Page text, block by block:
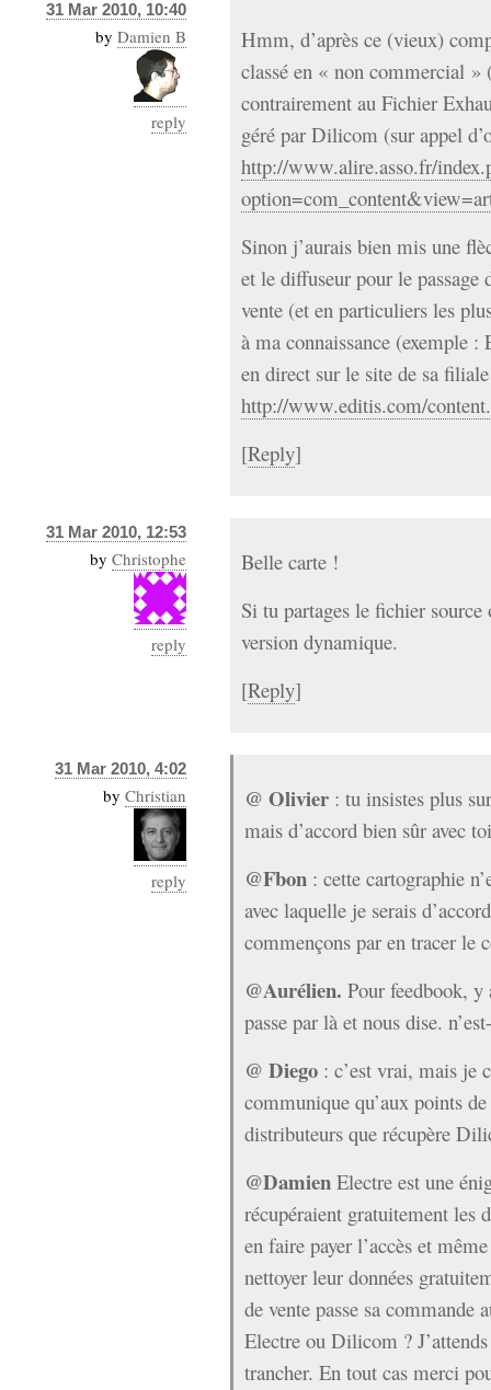
31 Mar 2010, 10:40
by Damien B
reply
Hmm, d’après ce (vieux)
classé en « non commercial »
contrairement au Fichier
géré par Dilicom (sur appel
http://www.alire.asso.fr/
Sinon j’aurais bien mis une
et le diffuseur pour le passage
vente (et en particuliers les
à ma connaissance (exemple
en direct sur le site de sa
http://www.editis.com/
[Reply]
31 Mar 2010, 12:53
by Christophe
reply
Belle carte !
Si tu partages le fichier source
version dynamique.
[Reply]
31 Mar 2010, 4:02
by Christian
reply
@ Olivier : tu insistes plus
mais d’accord bien sûr avec
@Fbon : cette cartographie
avec laquelle je serais
commençons par en tracer le
@Aurélien. Pour feedbook, y
passe par là et nous dise.
@ Diego : c’est vrai, mais je
communique qu’aux points
distributeurs que récupère
@Damien Electre est une
récupéraient gratuitement les
en faire payer l’accès et
nettoyer leur données
de vente passe sa
Electre ou Dilicom ?
trancher. En tout cas merci